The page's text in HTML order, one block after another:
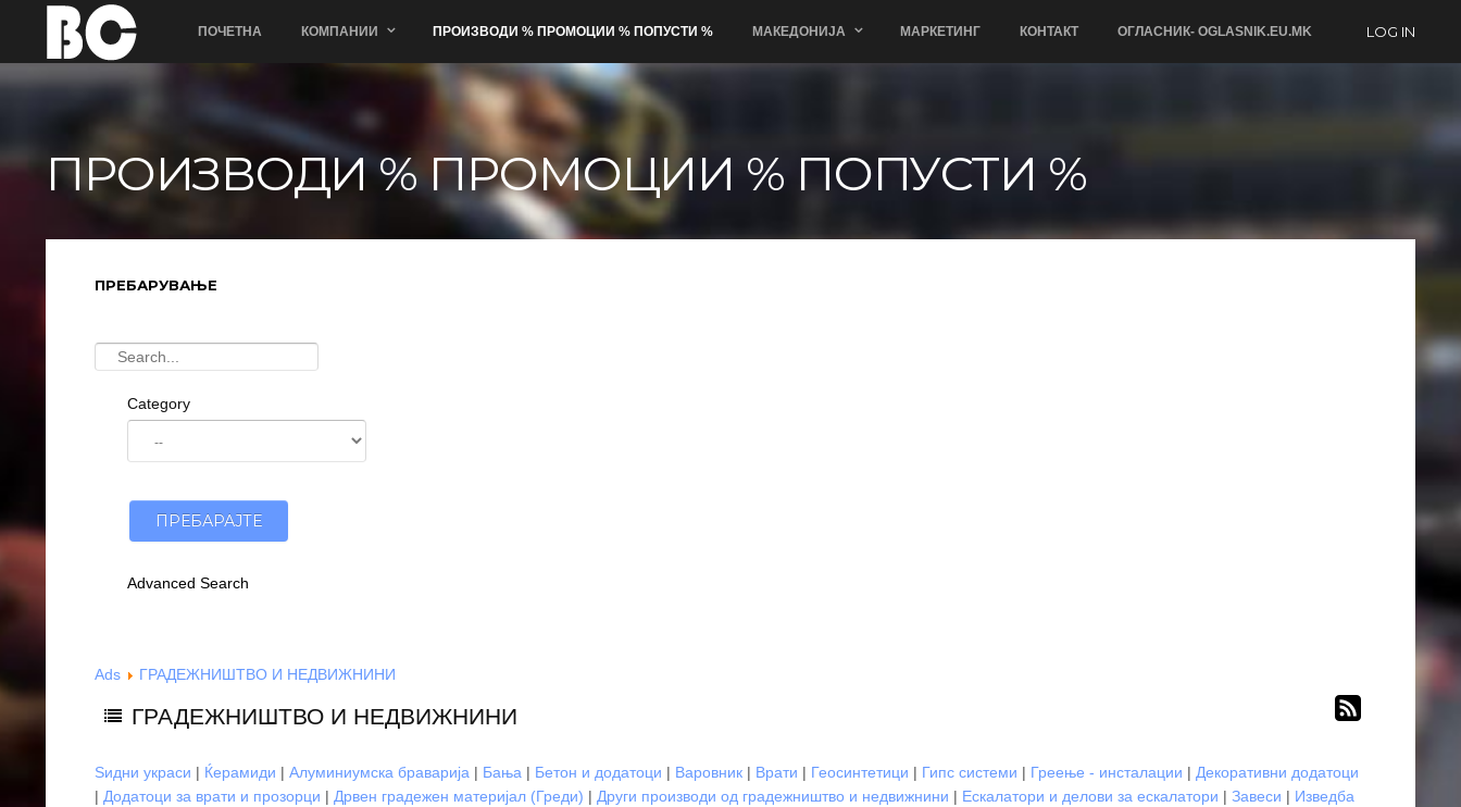
LOG IN
ПОЧЕТНА КОМПАНИИ ПРОИЗВОДИ % ПРОМОЦИИ % ПОПУСТИ % МАКЕДОНИЈА МАРКЕТИНГ КОНТАКТ ОГЛАСНИК- OGLASNIK.EU.MK
ПРОИЗВОДИ % ПРОМОЦИИ % ПОПУСТИ %
ПРЕБАРУВАЊЕ
Category
Advanced Search
Ads ГРАДЕЖНИШТВО И НЕДВИЖНИНИ
ГРАДЕЖНИШТВО И НЕДВИЖНИНИ
Ѕидни украси | Ќерамиди | Алуминиумска браварија | Бања | Бетон и додатоци | Варовник | Врати | Геосинтетици | Гипс системи | Греење - инсталации | Декоративни додатоци
| Додатоци за врати и прозорци | Дрвен градежен материјал (Греди) | Други производи од градежништво и недвижнини | Ескалатори и делови за ескалатори | Завеси | Изведба